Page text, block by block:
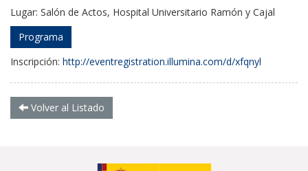
Lugar: Salón de Actos, Hospital Universitario Ramón y Cajal
Programa
Inscripción: http://eventregistration.illumina.com/d/xfqnyl
Volver al Listado